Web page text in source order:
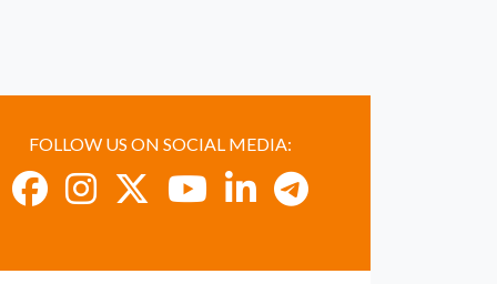
FOLLOW US ON SOCIAL MEDIA: